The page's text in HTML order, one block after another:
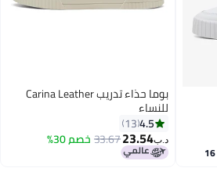
15 - 16
بوما حذاء تدريب Carina Leather
للنساء
4.5
13
د.ب‏23.54
33.67خصم 30%